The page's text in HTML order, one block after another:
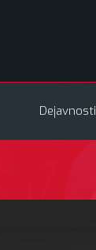
Dejavnosti